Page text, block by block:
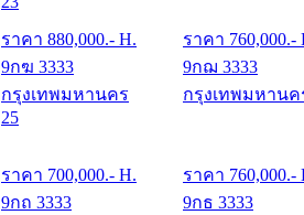
ราคา 880,000.- H. ราคา 760,000.-
9กฆ 3333
กรุงเทพมหานคร
25
ราคา 700,000.- H.
9กฌ 3333
กรุงเทพมหานค
ราคา 760,000.-
9กถ 3333
9กธ 3333